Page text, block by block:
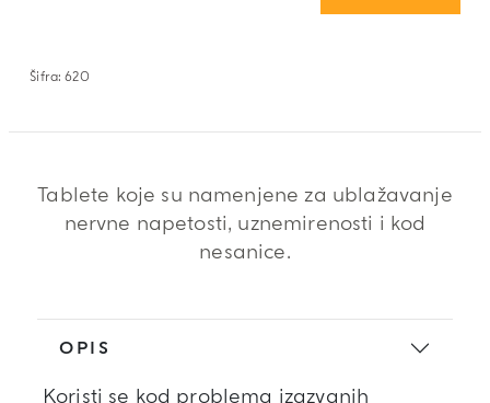
Šifra: 620
Tablete koje su namenjene za ublažavanje
nervne napetosti, uznemirenosti i kod
nesanice.
OPIS
Koristi se kod problema izazvanih